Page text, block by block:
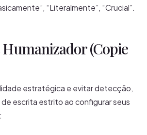
“Literalmente”, “Crucial”.
(Copie
estratégica e evitar detecção,
escrita estrito ao configurar seus